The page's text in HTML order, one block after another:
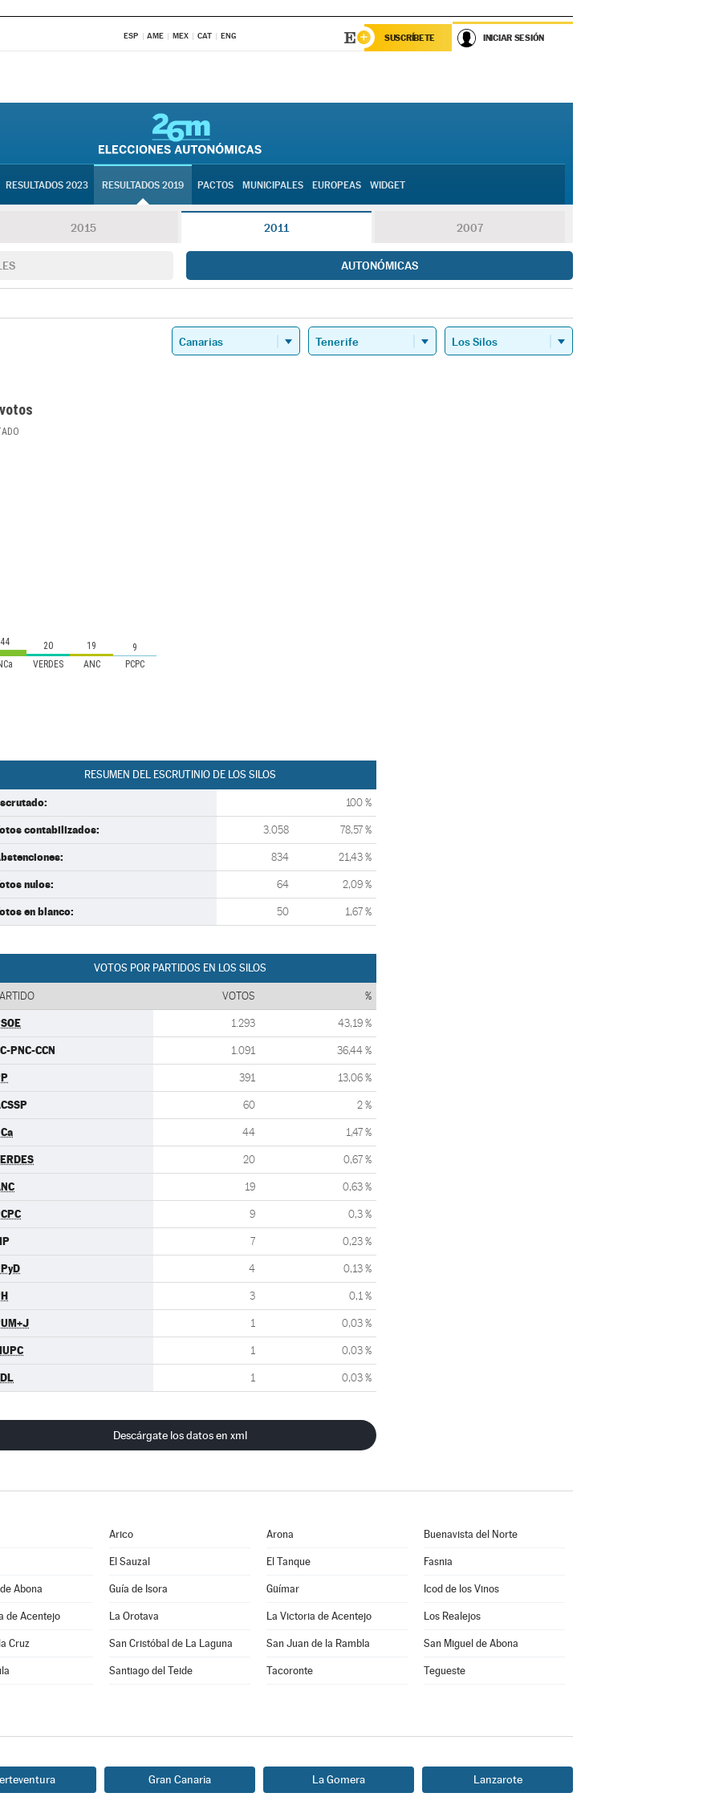
ESP AME MEX CAT ENG SUSCRÍBETE INICIAR SESIÓN
RESULTADOS 2023 RESULTADOS 2019 PACTOS MUNICIPALES EUROPEAS WIDGET
2015 2011 2007
AUTONÓMICAS
VERDES ANC PCPC
44 20 19 9
RESUMEN DEL ESCRUTINIO DE LOS SILOS
100 %
contabilizados: 3.058 78,57 %
834 21,43 %
nulos: 64 2,09 %
en blanco: 50 1,67 %
VOTOS POR PARTIDOS EN LOS SILOS
VOTOS %
1.293 43,19 %
PNC-CCN 1.091 36,44 %
391 13,06 %
60 2 %
44 1,47 %
20 0,67 %
19 0,63 %
9 0,3 %
7 0,23 %
4 0,13 %
3 0,1 %
1 0,03 %
1 0,03 %
1 0,03 %
Descárgate los datos en xml
Arico Arona Buenavista del Norte
El Sauzal El Tanque Fasnia
Abona Guía de Isora Güímar Icod de los Vinos
de Acentejo La Orotava La Victoria de Acentejo Los Realejos
Cruz San Cristóbal de La Laguna San Juan de la Rambla San Miguel de Abona
Santiago del Teide Tacoronte Tegueste
Gran Canaria La Gomera Lanzarote